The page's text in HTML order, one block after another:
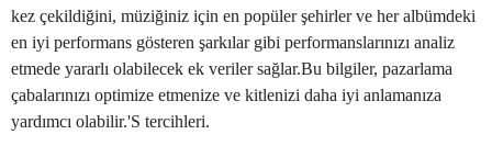
kez çekildiğini, müziğiniz için en popüler şehirler ve her albümdeki
en iyi performans gösteren şarkılar gibi performanslarınızı analiz
etmede yararlı olabilecek ek veriler sağlar.Bu bilgiler, pazarlama
çabalarınızı optimize etmenize ve kitlenizi daha iyi anlamanıza
yardımcı olabilir.'S tercihleri.